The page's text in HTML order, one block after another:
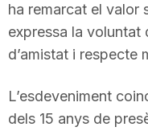
ha remarcat el valor
expressa la voluntat
d’amistat i respecte
L’esdeveniment
dels 15 anys de